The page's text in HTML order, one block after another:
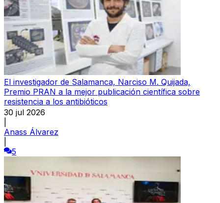
El investigador de Salamanca, Narciso M. Quijada,
Premio PRAN a la mejor publicación científica sobre
resistencia a los antibióticos
30 jul 2026
Anass Álvarez
5